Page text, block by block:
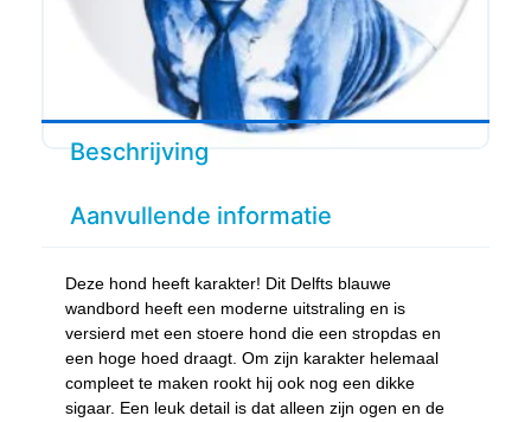
Beschrijving
Aanvullende informatie
Deze hond heeft karakter! Dit Delfts blauwe
wandbord heeft een moderne uitstraling en is
versierd met een stoere hond die een stropdas en
een hoge hoed draagt. Om zijn karakter helemaal
compleet te maken rookt hij ook nog een dikke
sigaar. Een leuk detail is dat alleen zijn ogen en de